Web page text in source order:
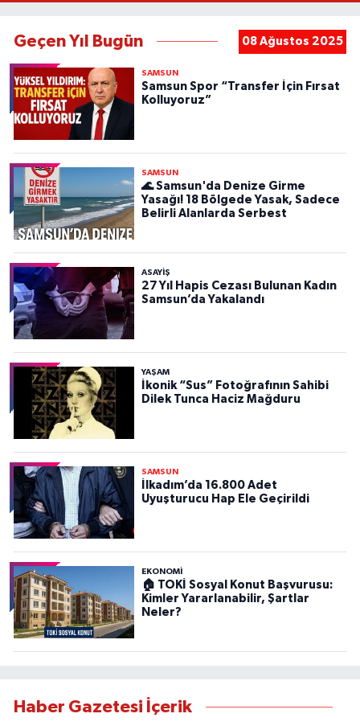
Geçen Yıl Bugün 08 Ağustos 2025
SAMSUN
Samsun Spor “Transfer İçin Fırsat
Kolluyoruz”
SAMSUN
🌊 Samsun'da Denize Girme
Yasağı! 18 Bölgede Yasak, Sadece
Belirli Alanlarda Serbest
ASAYIŞ
27 Yıl Hapis Cezası Bulunan Kadın
Samsun’da Yakalandı
YAŞAM
İkonik “Sus” Fotoğrafının Sahibi
Dilek Tunca Haciz Mağduru
SAMSUN
İlkadım’da 16.800 Adet
Uyuşturucu Hap Ele Geçirildi
EKONOMİ
🏠 TOKİ Sosyal Konut Başvurusu:
Kimler Yararlanabilir, Şartlar
Neler?
Haber Gazetesi İçerik